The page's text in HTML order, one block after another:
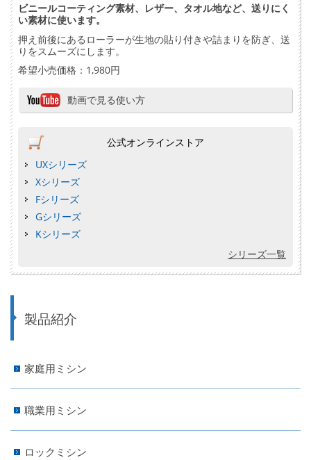
ビニールコーティング素材、レザー、タオル地など、送りにく
い素材に使います。
押え前後にあるローラーが生地の貼り付きや詰まりを防ぎ、送
りをスムーズにします。
希望小売価格：1,980円
動画で見る使い方
公式オンラインストア
UXシリーズ
Xシリーズ
Fシリーズ
Gシリーズ
Kシリーズ
シリーズ一覧
製品紹介
家庭用ミシン
職業用ミシン
ロックミシン